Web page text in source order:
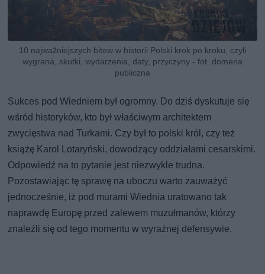
10 najważniejszych bitew w historii Polski krok po kroku, czyli
wygrana, skutki, wydarzenia, daty, przyczyny - fot. domena
publiczna
Sukces pod Wiedniem był ogromny. Do dziś dyskutuje się
wśród historyków, kto był właściwym architektem
zwycięstwa nad Turkami. Czy był to polski król, czy też
książę Karol Lotaryński, dowodzący oddziałami cesarskimi.
Odpowiedź na to pytanie jest niezwykle trudna.
Pozostawiając tę sprawę na uboczu warto zauważyć
jednocześnie, iż pod murami Wiednia uratowano tak
naprawdę Europę przed zalewem muzułmanów, którzy
znaleźli się od tego momentu w wyraźnej defensywie.